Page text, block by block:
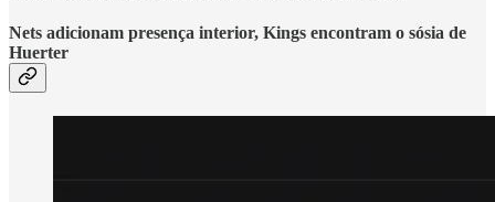
Nets adicionam presença interior, Kings encontram o sósia de
Huerter